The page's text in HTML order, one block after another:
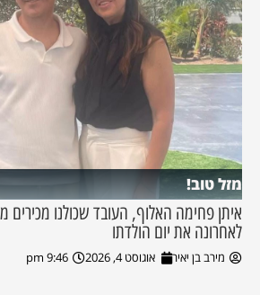
מזל טוב!
איתן פחימה האלוף, העובד שכולנו
לאחרונה את יום הולדתו
מירב בן יאיר אוגוסט 4, 2026 9:46 pm